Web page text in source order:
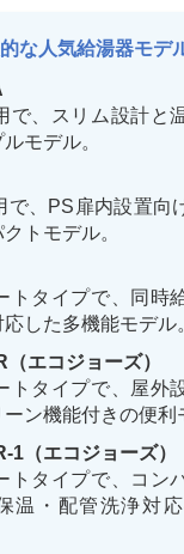
な人気給湯器モデ
で、スリム設計と
モデル。
で、PS扉内設置向
トモデル。
トタイプで、同時
した多機能モデル
エコジョーズ）
トタイプで、屋外
ン機能付きの便利
1（エコジョーズ）
トタイプで、コン
温・配管洗浄対